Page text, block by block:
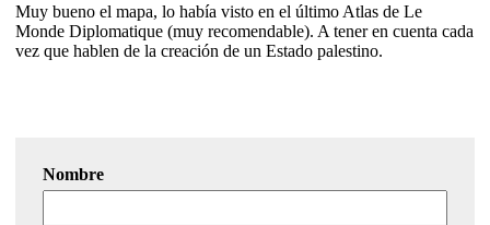
Muy bueno el mapa, lo había visto en el último Atlas de Le
Monde Diplomatique (muy recomendable). A tener en cuenta cada
vez que hablen de la creación de un Estado palestino.
Nombre